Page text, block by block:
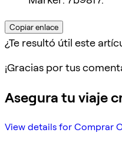
Copiar enlace
¿Te resultó útil este
¡Gracias por tus
Asegura tu viaje
View details for Comprar